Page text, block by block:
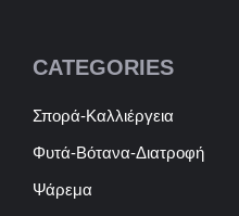
CATEGORIES
Σπορά-Καλλιέργεια
Φυτά-Βότανα-Διατροφή
Ψάρεμα